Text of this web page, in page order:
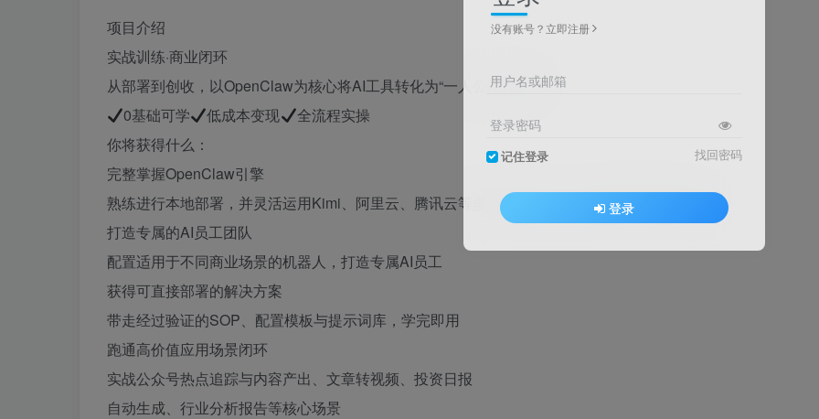
项目介绍
实战训练·商业闭环
从部署到创收，以OpenClaw为核心将AI工具转化为“一人公司”引擎
0基础可学
低成本变现
全流程实操
你将获得什么：
完整掌握OpenClaw引擎
熟练进行本地部署，并灵活运用Kimi、阿里云、腾讯云等多种平台部署，根据场景选择最优解
打造专属的AI员工团队
配置适用于不同商业场景的机器人，打造专属AI员工
获得可直接部署的解决方案
带走经过验证的SOP、配置模板与提示词库，学完即用
跑通高价值应用场景闭环
实战公众号热点追踪与内容产出、文章转视频、投资日报
自动生成、行业分析报告等核心场景
没有账号？立即注册
用户名或邮箱
登录密码
记住登录 找回密码
登录